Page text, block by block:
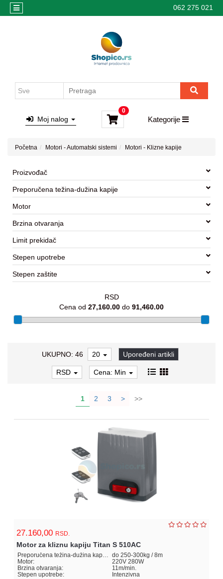
062 275 021
Moj nalog
0
Kategorije
Kategorije
Kontrola
grejanje
Motori
Automatski
Ormarici-
Kasete-
Konzole
Ambijentalno
ozvučenje
Aksesoari
Baštenske
igračke
Kuca
Motori
Saveti
Početna Motori - Automatski sistemi Motori - Klizne kapije
Proizvođač
Preporučena težina-dužina kapije
Motor
Brzina otvaranja
Limit prekidač
Stepen upotrebe
Stepen zaštite
RSD
Cena od 27,160.00 do 91,460.00
UKUPNO: 46 20 Upoređeni artikli
RSD Cena: Min
1 2 3 > >>
27.160,00 RSD.
Motor za kliznu kapiju Titan S 510AC
Preporučena težina-dužina kapije: do 250-300kg / 8m
Motor:
220V 280W
Brzina otvaranja:
11m/min.
Stepen upotrebe:
Intenzivna